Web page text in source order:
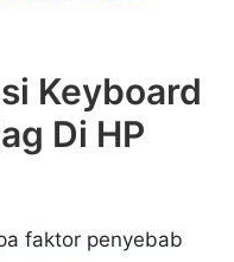
Keyboard
Di HP
faktor penyebab